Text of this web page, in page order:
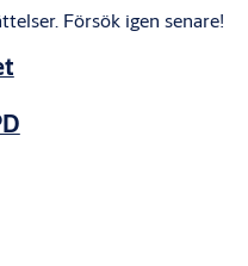
Försök igen senare!